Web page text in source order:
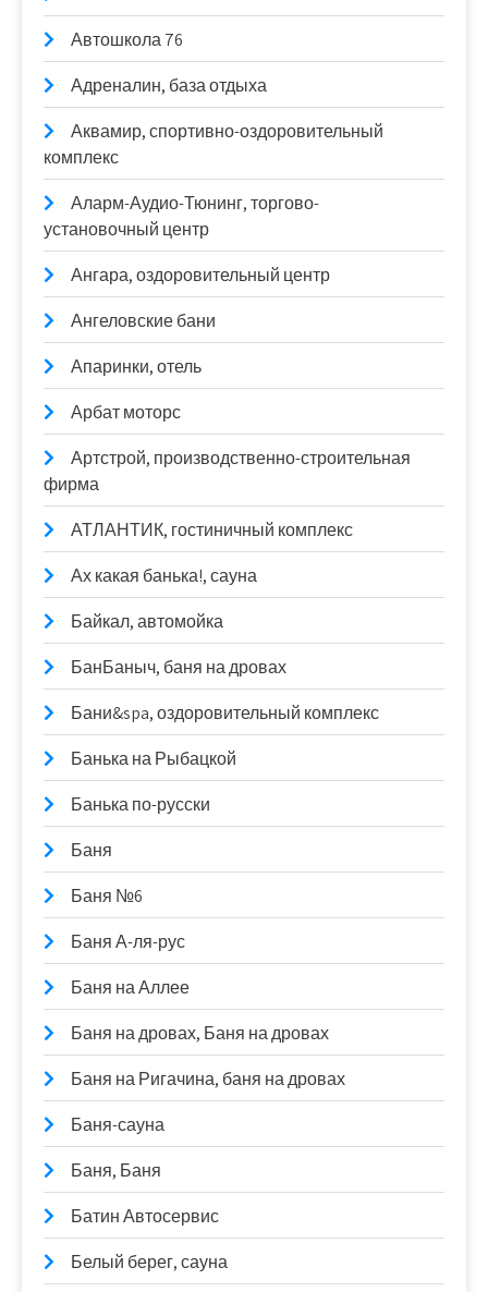
Автошкола 76
Адреналин, база отдыха
Аквамир, спортивно-оздоровительный
комплекс
Аларм-Аудио-Тюнинг, торгово-
установочный центр
Ангара, оздоровительный центр
Ангеловские бани
Апаринки, отель
Арбат моторс
Артстрой, производственно-строительная
фирма
АТЛАНТИК, гостиничный комплекс
Ах какая банька!, сауна
Байкал, автомойка
БанБаныч, баня на дровах
Бани&spa, оздоровительный комплекс
Банька на Рыбацкой
Банька по-русски
Баня
Баня №6
Баня А-ля-рус
Баня на Аллее
Баня на дровах, Баня на дровах
Баня на Ригачина, баня на дровах
Баня-сауна
Баня, Баня
Батин Автосервис
Белый берег, сауна